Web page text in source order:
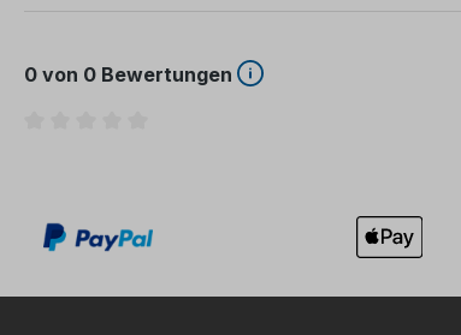
0 von 0 Bewertungen